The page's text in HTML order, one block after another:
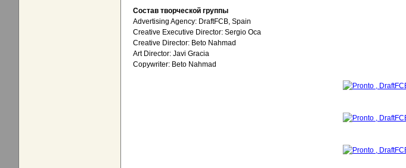
Состав творческой группы
Advertising Agency: DraftFCB, Spain
Creative Executive Director: Sergio Oca
Creative Director: Beto Nahmad
Art Director: Javi Gracia
Copywriter: Beto Nahmad